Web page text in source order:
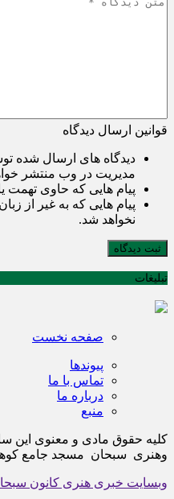
قوانین ارسال دیدگاه
دیدگاه های ارسال شده
مدیریت در وب منتشر
پیام هایی که حاوی تهمت
پیام هایی که به غیر از
نخواهد شد.
ثبت دیدگاه
تبلیغات
صفحه نخست
پیوندها
تماس با ما
درباره ما
منبع
کلیه حقوق مادی و معنوی این
وهنری سبحان مسجد جامع
وبسایت خبری هنری کانون